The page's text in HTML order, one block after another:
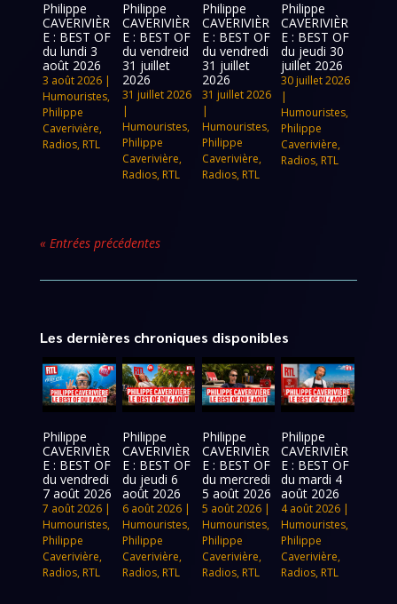
Philippe
CAVERIVIÈR
E : BEST OF
du lundi 3
août 2026
3 août 2026 |
Humouristes,
Philippe
Caverivière,
Radios, RTL
Philippe
CAVERIVIÈR
E : BEST OF
du vendreid
31 juillet
2026
31 juillet 2026
|
Humouristes,
Philippe
Caverivière,
Radios, RTL
Philippe
CAVERIVIÈR
E : BEST OF
du vendredi
31 juillet
2026
31 juillet 2026
|
Humouristes,
Philippe
Caverivière,
Radios, RTL
Philippe
CAVERIVIÈR
E : BEST OF
du jeudi 30
juillet 2026
30 juillet 2026
|
Humouristes,
Philippe
Caverivière,
Radios, RTL
« Entrées précédentes
Les dernières chroniques disponibles
Philippe
CAVERIVIÈR
E : BEST OF
du vendredi
7 août 2026
7 août 2026 |
Humouristes,
Philippe
Caverivière,
Radios, RTL
Philippe
CAVERIVIÈR
E : BEST OF
du jeudi 6
août 2026
6 août 2026|
Humouristes,
Philippe
Caverivière,
Radios, RTL
Philippe
CAVERIVIÈR
E : BEST OF
du mercredi
5 août 2026
5 août 2026|
Humouristes,
Philippe
Caverivière,
Radios, RTL
Philippe
CAVERIVIÈR
E : BEST OF
du mardi 4
août 2026
4 août 2026 |
Humouristes,
Philippe
Caverivière,
Radios, RTL